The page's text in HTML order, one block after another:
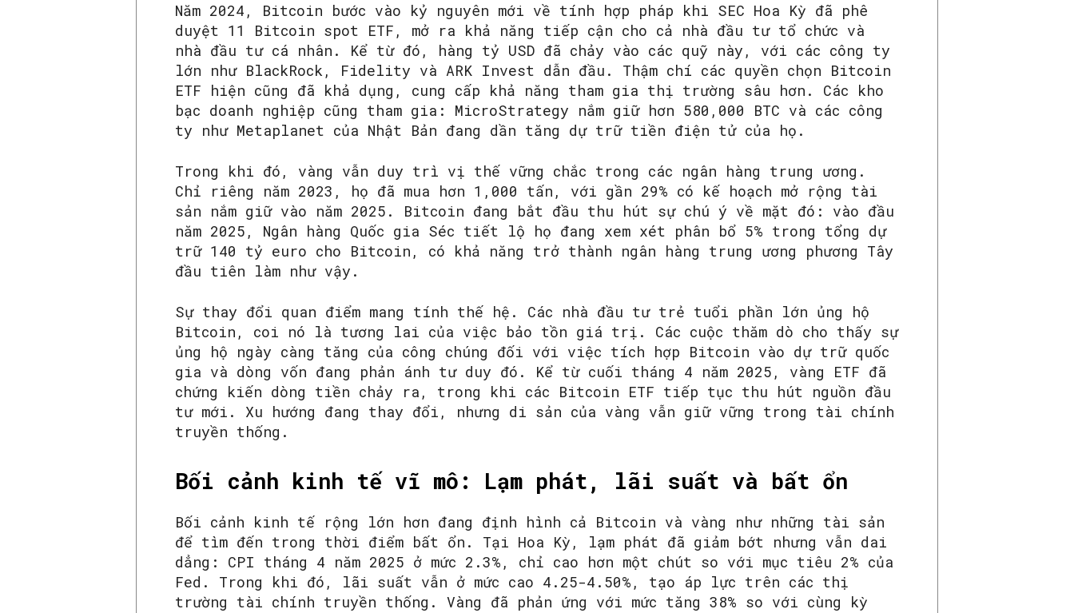
Năm 2024, Bitcoin bước vào kỷ nguyên mới về tính hợp pháp khi SEC Hoa Kỳ đã phê
duyệt 11 Bitcoin spot ETF, mở ra khả năng tiếp cận cho cả nhà đầu tư tổ chức và
nhà đầu tư cá nhân. Kể từ đó, hàng tỷ USD đã chảy vào các quỹ này, với các công ty
lớn như BlackRock, Fidelity và ARK Invest dẫn đầu. Thậm chí các quyền chọn Bitcoin
ETF hiện cũng đã khả dụng, cung cấp khả năng tham gia thị trường sâu hơn. Các kho
bạc doanh nghiệp cũng tham gia: MicroStrategy nắm giữ hơn 580,000 BTC và các công
ty như Metaplanet của Nhật Bản đang dần tăng dự trữ tiền điện tử của họ.
Trong khi đó, vàng vẫn duy trì vị thế vững chắc trong các ngân hàng trung ương.
Chỉ riêng năm 2023, họ đã mua hơn 1,000 tấn, với gần 29% có kế hoạch mở rộng tài
sản nắm giữ vào năm 2025. Bitcoin đang bắt đầu thu hút sự chú ý về mặt đó: vào đầu
năm 2025, Ngân hàng Quốc gia Séc tiết lộ họ đang xem xét phân bổ 5% trong tổng dự
trữ 140 tỷ euro cho Bitcoin, có khả năng trở thành ngân hàng trung ương phương Tây
đầu tiên làm như vậy.
Sự thay đổi quan điểm mang tính thế hệ. Các nhà đầu tư trẻ tuổi phần lớn ủng hộ
Bitcoin, coi nó là tương lai của việc bảo tồn giá trị. Các cuộc thăm dò cho thấy sự
ủng hộ ngày càng tăng của công chúng đối với việc tích hợp Bitcoin vào dự trữ quốc
gia và dòng vốn đang phản ánh tư duy đó. Kể từ cuối tháng 4 năm 2025, vàng ETF đã
chứng kiến dòng tiền chảy ra, trong khi các Bitcoin ETF tiếp tục thu hút nguồn đầu
tư mới. Xu hướng đang thay đổi, nhưng di sản của vàng vẫn giữ vững trong tài chính
truyền thống.
Bối cảnh kinh tế vĩ mô: Lạm phát, lãi suất và bất ổn
Bối cảnh kinh tế rộng lớn hơn đang định hình cả Bitcoin và vàng như những tài sản
để tìm đến trong thời điểm bất ổn. Tại Hoa Kỳ, lạm phát đã giảm bớt nhưng vẫn dai
dẳng: CPI tháng 4 năm 2025 ở mức 2.3%, chỉ cao hơn một chút so với mục tiêu 2% của
Fed. Trong khi đó, lãi suất vẫn ở mức cao 4.25-4.50%, tạo áp lực trên các thị
trường tài chính truyền thống. Vàng đã phản ứng với mức tăng 38% so với cùng kỳ